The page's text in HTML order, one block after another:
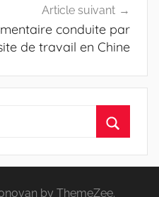
Article suivant
conduite par
de travail en Chine
by ThemeZee.